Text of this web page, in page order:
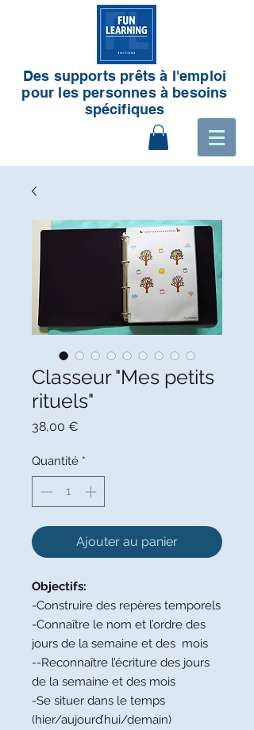
Des supports prêts à l'emploi
pour les personnes à besoins
spécifiques
Classeur "Mes petits
rituels"
38,00 €
Quantité *
Ajouter au panier
Objectifs:
-Construire des repères temporels
-Connaître le nom et l’ordre des
jours de la semaine et des mois
--Reconnaître l’écriture des jours
de la semaine et des mois
-Se situer dans le temps
(hier/aujourd’hui/demain)